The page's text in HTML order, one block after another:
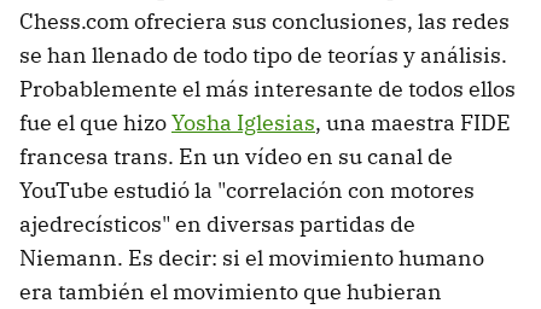
Chess.com ofreciera sus conclusiones, las redes
se han llenado de todo tipo de teorías y análisis.
Probablemente el más interesante de todos ellos
fue el que hizoYosha Iglesias, una maestra FIDE
francesa trans. En un vídeo en su canal de
YouTube estudió la "correlación con motores
ajedrecísticos" en diversas partidas de
Niemann. Es decir: si el movimiento humano
era también el movimiento que hubieran